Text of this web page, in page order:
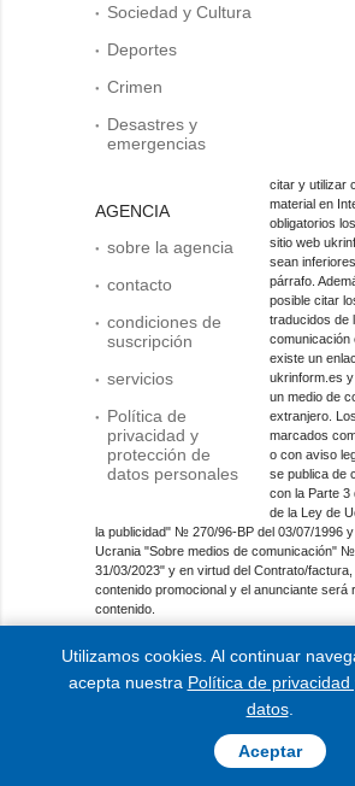
Sociedad y Cultura
Deportes
Crimen
Desastres y
emergencias
AGENCIA
sobre la agencia
contacto
condiciones de
suscripción
servicios
Política de
privacidad y
protección de
datos personales
citar y utilizar
material en
obligatorios
sitio web
sean
párrafo.
posible citar
traducidos de
comunicación
existe un
ukrinform.es
un medio de
extranjero.
marcados
o con aviso
se publica de
con la Parte 3
de la Ley de
la publicidad" № 270/96-ВР del 03/07/1996
Ucrania "Sobre medios de comunicación"
31/03/2023" y en virtud del Contrato/
contenido promocional y el anunciante será
contenido.
Entidad de medios en línea; identificador de
01421.
© 2015-2026 Ukrinform. Todos los
Utilizamos cookies. Al continuar
acepta nuestra Política de
datos.
Aceptar